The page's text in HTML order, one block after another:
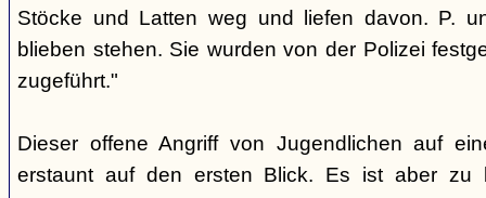
Stöcke und Latten weg und liefen davon. P.
blieben stehen. Sie wurden von der Polizei
zugeführt."
Dieser offene Angriff von Jugendlichen auf
erstaunt auf den ersten Blick. Es ist aber zu